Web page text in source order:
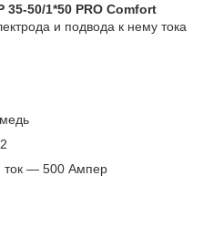
50/1*50 PRO Comfort
и подвода к нему тока
ток — 500 Ампер